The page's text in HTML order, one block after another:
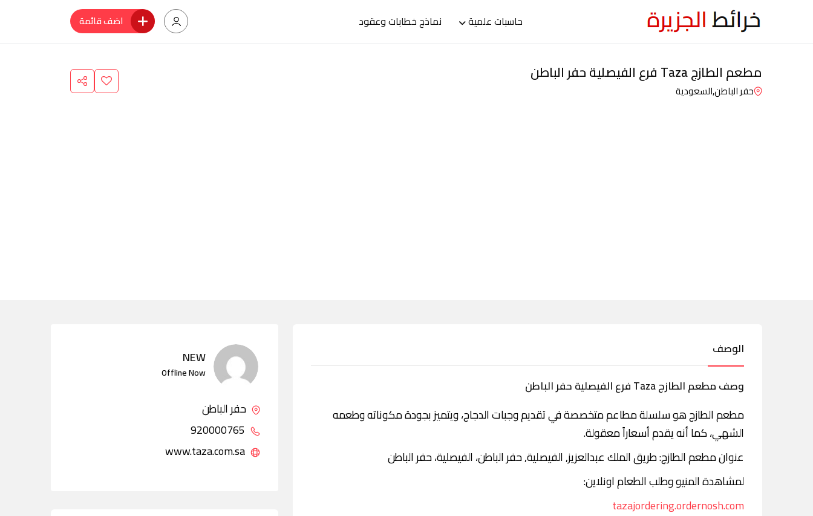
حاسبات علمية نماذج خطابات وعقود اضف قائمة
مطعم الطازج Taza فرع الفيصلية حفر الباطن
حفر الباطن,السعودية
الوصف
وصف مطعم الطازج Taza فرع الفيصلية حفر الباطن
مطعم الطازج هو سلسلة مطاعم متخصصة في تقديم وجبات الدجاج، ويتميز بجودة مكوناته وطعمه
الشهي، كما أنه يقدم أسعاراً معقولة.
عنوان مطعم الطازج: طريق الملك عبدالعزيز, الفيصلية, حفر الباطن، الفيصلية، حفر الباطن
لمشاهدة المنيو وطلب الطعام اونلاين:
tazajordering.ordernosh.com
NEW
Offline Now
حفر الباطن